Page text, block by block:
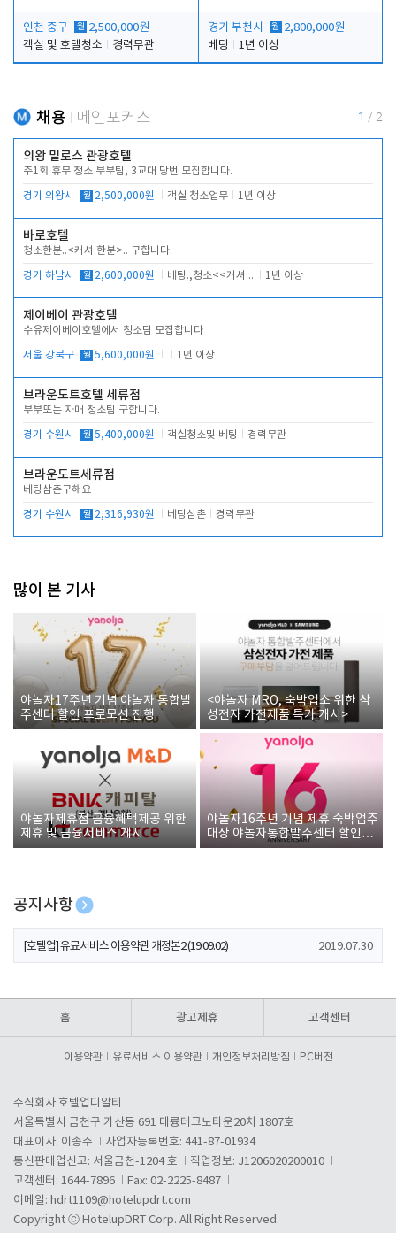
인천 중구 월 2,500,000원
객실 및 호텔청소
경력무관
경기 부천시 월 2,800,000원
베팅
1년 이상
채용 메인포커스 1 / 2
의왕 밀로스 관광호텔
주1회 휴무 청소 부부팀, 3교대 당번 모집합니다.
경기 의왕시 월 2,500,000원 객실 청소업무 1년 이상
바로호텔
청소한분..<캐셔 한분>.. 구합니다.
경기 하남시 월 2,600,000원 베팅.,청소<<캐셔 모셔봅니다. 1년 이상
제이베이 관광호텔
수유제이베이호텔에서 청소팀 모집합니다
서울 강북구 월 5,600,000원 1년 이상
브라운도트호텔 세류점
부부또는 자매 청소팀 구합니다.
경기 수원시 월 5,400,000원 객실청소및 베팅 경력무관
브라운도트세류점
베팅삼촌구해요
경기 수원시 월 2,316,930원 베팅삼촌 경력무관
많이 본 기사
야놀자17주년 기념 야놀자 통합발
주센터 할인 프로모션 진행
<야놀자 MRO, 숙박업소 위한 삼
성전자 가전제품 특가 개시>
야놀자제휴점 금융혜택제공 위한
제휴 및 금융서비스 게시
야놀자16주년 기념 제휴 숙박업주
대상 야놀자통합발주센터 할인쿠
폰 증정
공지사항
[호텔업] 개인정보 처리방침 개정본1 (19.09.02)
[호텔업] 유료서비스 이용약관 개정본2 (19.09.02) 2019.07.30
홈 광고제휴 고객센터
이용약관 유료서비스 이용약관 개인정보처리방침 PC버전
주식회사 호텔업디알티
서울특별시 금천구 가산동 691 대륭테크노타운20차 1807호
대표이사: 이송주
사업자등록번호: 441-87-01934
통신판매업신고: 서울금천-1204 호
직업정보: J1206020200010
고객센터: 1644-7896
Fax: 02-2225-8487
이메일: hdrt1109@hotelupdrt.com
Copyright ⓒ HotelupDRT Corp. All Right Reserved.